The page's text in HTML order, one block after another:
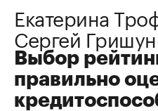
Екатерина
Сергей
Выбор
правильно